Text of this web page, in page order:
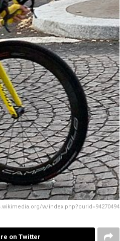
w/index.php?curid=94270494
on Twitter